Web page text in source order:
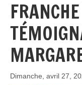
Dimanche, avril 27,